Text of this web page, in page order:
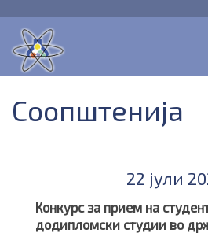
Соопштенија
22 јули
Конкурс за прием на
додипломски студии во